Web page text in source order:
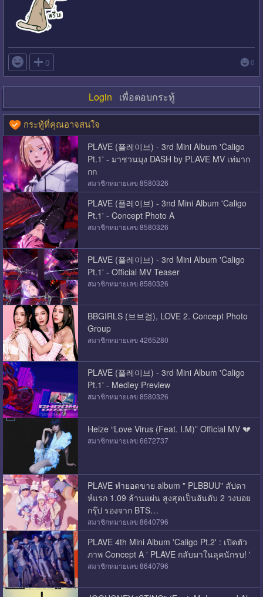
 0 0
Login เพื่อตอบกระทู้
กระทู้ที่คุณอาจสนใจ
PLAVE (플레이브) - 3rd Mini Album 'Caligo
Pt.1' - มาชวนมุง DASH by PLAVE MV เท่มาก
กก
สมาชิกหมายเลข 8580326
PLAVE (플레이브) - 3nd Mini Album 'Caligo
Pt.1' - Concept Photo A
สมาชิกหมายเลข 8580326
PLAVE (플레이브) - 3rd Mini Album 'Caligo
Pt.1' - Official MV Teaser
สมาชิกหมายเลข 8580326
BBGIRLS (브브걸), LOVE 2. Concept Photo
Group
สมาชิกหมายเลข 4265280
PLAVE (플레이브) - 3rd Mini Album 'Caligo
Pt.1' - Medley Preview
สมาชิกหมายเลข 8580326
Heize “Love Virus (Feat. I.M)” Official MV 💔
สมาชิกหมายเลข 6672737
PLAVE ทำยอดขาย album " PLBBUU" สัปดา
ห์แรก 1.09 ล้านแผ่น สูงสุดเป็นอันดับ 2 วงบอย
กรุ๊ป รองจาก BTS…
สมาชิกหมายเลข 8640796
PLAVE 4th Mini Album 'Caligo Pt.2' : เปิดตัว
ภาพ Concept A ' PLAVE กลับมาในลุคนักรบ! '
สมาชิกหมายเลข 8640796